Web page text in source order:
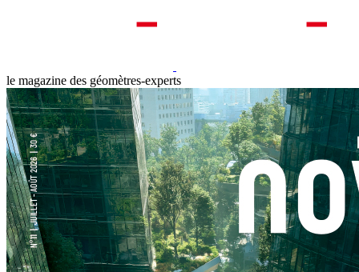
le magazine des géomètres-experts